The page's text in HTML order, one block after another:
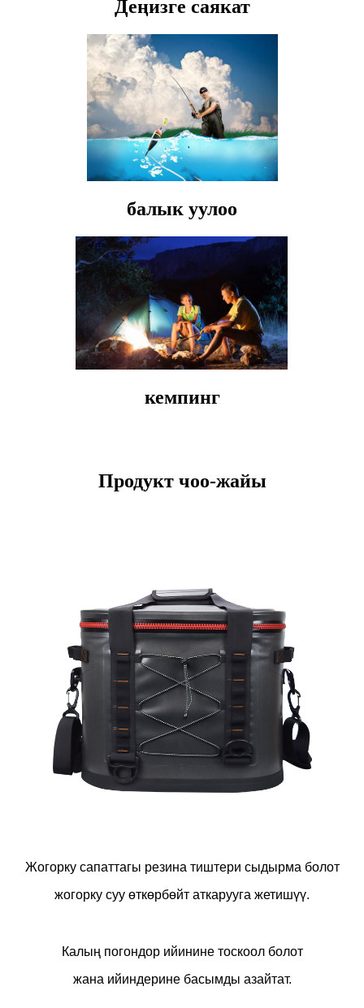
Деңизге саякат
балык уулоо
кемпинг
Продукт чоо-жайы
Жогорку сапаттагы резина тиштери сыдырма болот
жогорку суу өткөрбөйт аткарууга жетишүү.
Калың погондор ийинине тоскоол болот
жана ийиндерине басымды азайтат.